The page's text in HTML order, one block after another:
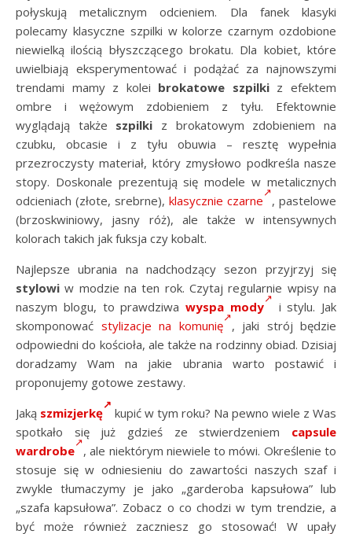
połyskują metalicznym odcieniem. Dla fanek klasyki
polecamy klasyczne szpilki w kolorze czarnym ozdobione
niewielką ilością błyszczącego brokatu. Dla kobiet, które
uwielbiają eksperymentować i podążać za najnowszymi
trendami mamy z kolei brokatowe szpilkiz efektem
ombre i wężowym zdobieniem z tyłu. Efektownie
wyglądają także szpilki z brokatowym zdobieniem na
czubku, obcasie i z tyłu obuwia – resztę wypełnia
przezroczysty materiał, który zmysłowo podkreśla nasze
stopy. Doskonale prezentują się modele w metalicznych
odcieniach (złote, srebrne), klasycznie czarne
, pastelowe
(brzoskwiniowy, jasny róż), ale także w intensywnych
kolorach takich jak fuksja czy kobalt.
Najlepsze ubrania na nadchodzący sezon przyjrzyj się
stylowi w modzie na ten rok. Czytaj regularnie wpisy na
naszym blogu, to prawdziwa wyspa mody
i stylu. Jak
skomponować stylizacje na komunię
, jaki strój będzie
odpowiedni do kościoła, ale także na rodzinny obiad. Dzisiaj
doradzamy Wam na jakie ubrania warto postawić i
proponujemy gotowe zestawy.
Jaką szmizjerkę
kupić w tym roku? Na pewno wiele z Was
spotkało się już gdzieś ze stwierdzeniem capsule
wardrobe , ale niektórym niewiele to mówi. Określenie to
stosuje się w odniesieniu do zawartości naszych szaf i
zwykle tłumaczymy je jako „garderoba kapsułowa” lub
„szafa kapsułowa”. Zobacz o co chodzi w tym trendzie, a
być może również zaczniesz go stosować! W upały